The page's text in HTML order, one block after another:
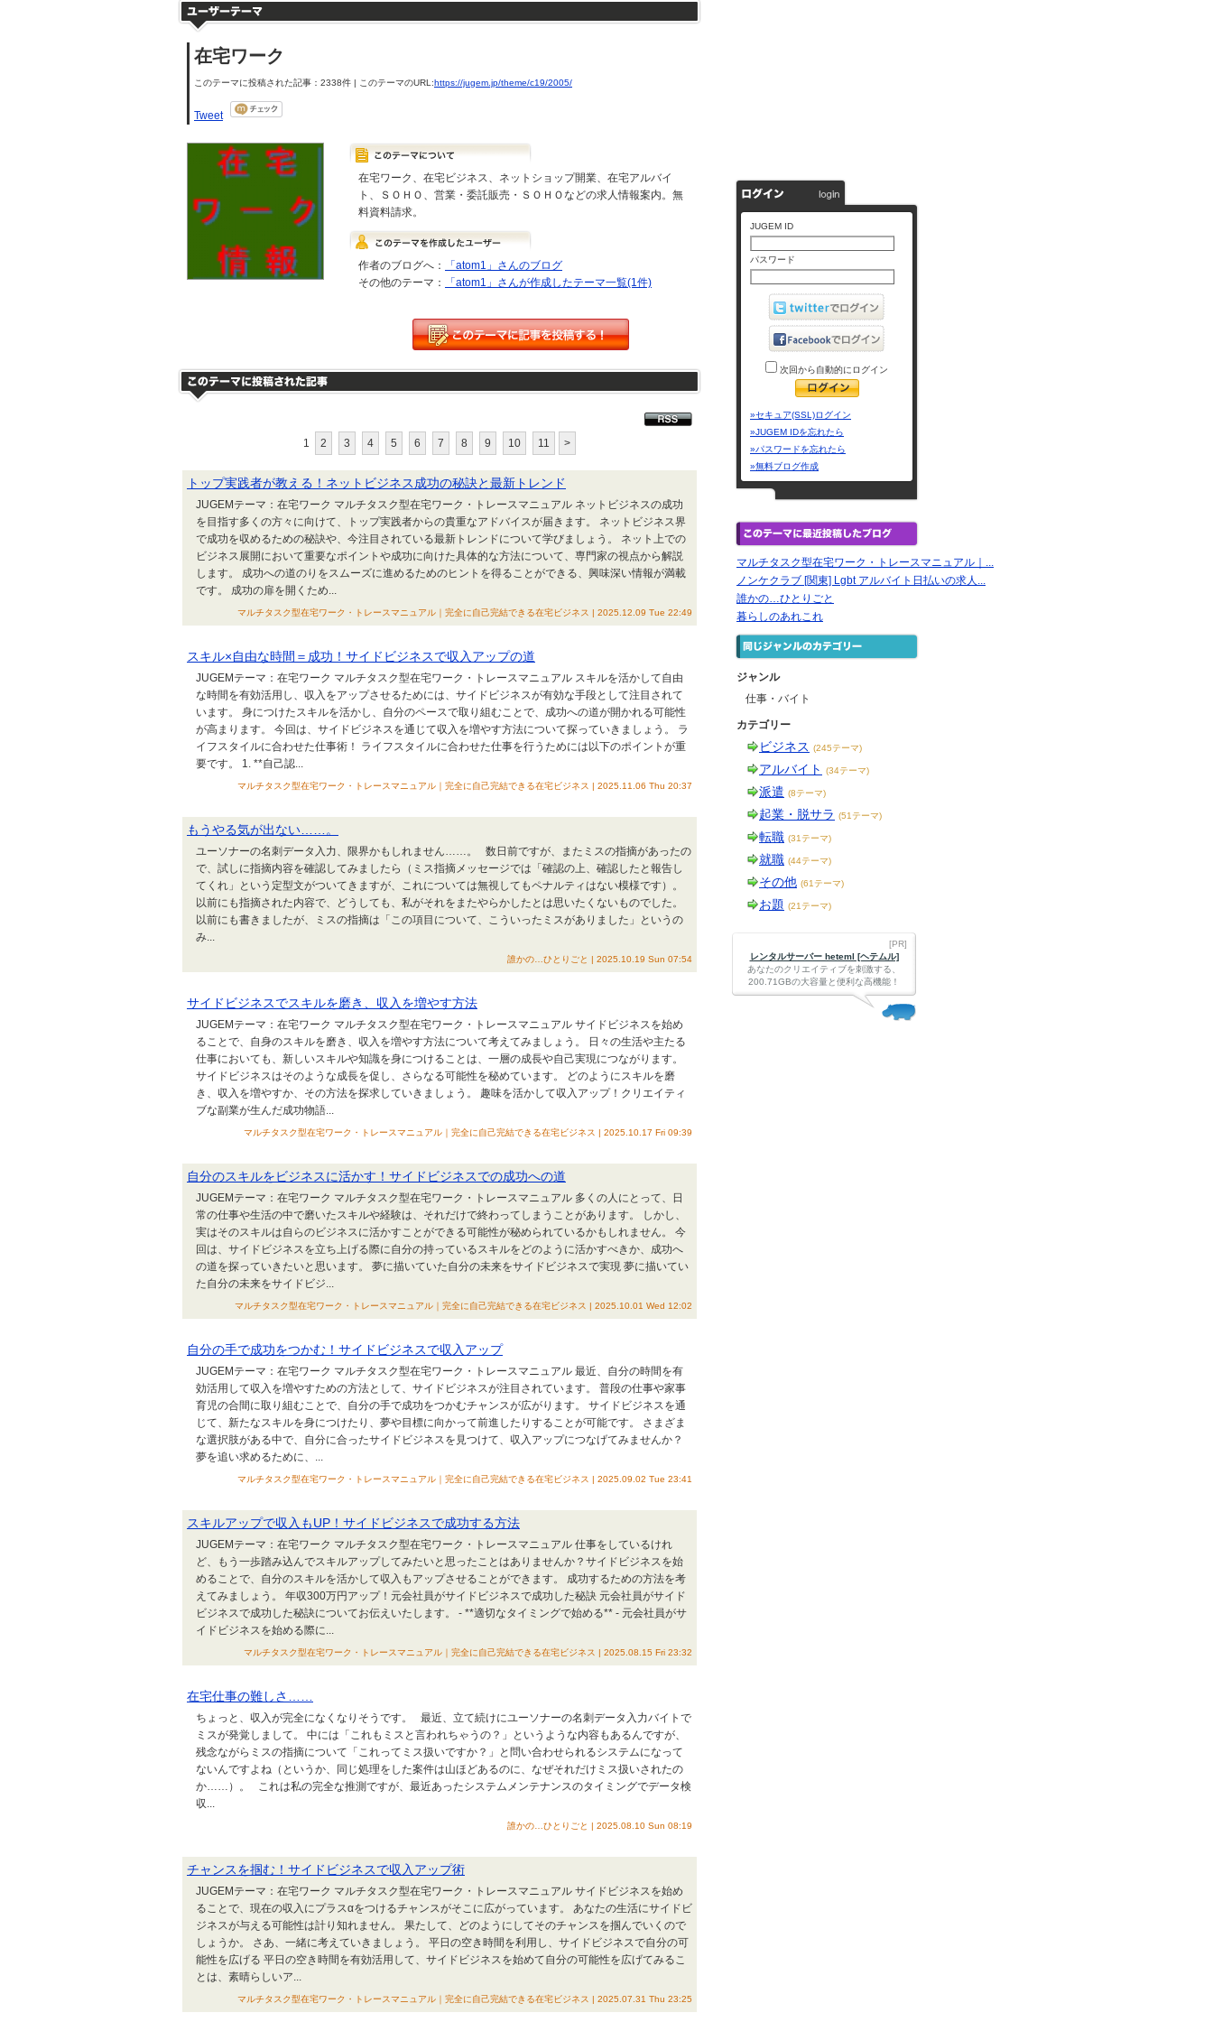
在宅ワーク
このテーマに投稿された記事：2338件 | このテーマのURL:https://jugem.jp/theme/c19/2005/
Tweet
在宅ワーク、在宅ビジネス、ネットショップ開業、在宅アルバイ
ト、ＳＯＨＯ、営業・委託販売・ＳＯＨＯなどの求人情報案内。無
料資料請求。
作者のブログへ：
「atom1」さんのブログ
その他のテーマ：
「atom1」さんが作成したテーマ一覧(1件)
1 2 3 4 5 6 7 8 9 10 11 >
トップ実践者が教える！ネットビジネス成功の秘訣と最新トレンド
JUGEMテーマ：在宅ワーク マルチタスク型在宅ワーク・トレースマニュアル ネットビジネスの成功
を目指す多くの方々に向けて、トップ実践者からの貴重なアドバイスが届きます。 ネットビジネス界
で成功を収めるための秘訣や、今注目されている最新トレンドについて学びましょう。 ネット上での
ビジネス展開において重要なポイントや成功に向けた具体的な方法について、専門家の視点から解説
します。 成功への道のりをスムーズに進めるためのヒントを得ることができる、興味深い情報が満載
です。 成功の扉を開くため...
マルチタスク型在宅ワーク・トレースマニュアル｜完全に自己完結できる在宅ビジネス | 2025.12.09 Tue 22:49
スキル×自由な時間＝成功！サイドビジネスで収入アップの道
JUGEMテーマ：在宅ワーク マルチタスク型在宅ワーク・トレースマニュアル スキルを活かして自由
な時間を有効活用し、収入をアップさせるためには、サイドビジネスが有効な手段として注目されて
います。 身につけたスキルを活かし、自分のペースで取り組むことで、成功への道が開かれる可能性
が高まります。 今回は、サイドビジネスを通じて収入を増やす方法について探っていきましょう。 ラ
イフスタイルに合わせた仕事術！ ライフスタイルに合わせた仕事を行うためには以下のポイントが重
要です。 1. **自己認...
マルチタスク型在宅ワーク・トレースマニュアル｜完全に自己完結できる在宅ビジネス | 2025.11.06 Thu 20:37
もうやる気が出ない……。
ユーソナーの名刺データ入力、限界かもしれません……。 数日前ですが、またミスの指摘があったの
で、試しに指摘内容を確認してみましたら（ミス指摘メッセージでは「確認の上、確認したと報告し
てくれ」という定型文がついてきますが、これについては無視してもペナルティはない模様です）。
以前にも指摘された内容で、どうしても、私がそれをまたやらかしたとは思いたくないものでした。
以前にも書きましたが、ミスの指摘は「この項目について、こういったミスがありました」というの
み...
誰かの…ひとりごと | 2025.10.19 Sun 07:54
サイドビジネスでスキルを磨き、収入を増やす方法
JUGEMテーマ：在宅ワーク マルチタスク型在宅ワーク・トレースマニュアル サイドビジネスを始め
ることで、自身のスキルを磨き、収入を増やす方法について考えてみましょう。 日々の生活や主たる
仕事においても、新しいスキルや知識を身につけることは、一層の成長や自己実現につながります。
サイドビジネスはそのような成長を促し、さらなる可能性を秘めています。 どのようにスキルを磨
き、収入を増やすか、その方法を探求していきましょう。 趣味を活かして収入アップ！クリエイティ
ブな副業が生んだ成功物語...
マルチタスク型在宅ワーク・トレースマニュアル｜完全に自己完結できる在宅ビジネス | 2025.10.17 Fri 09:39
自分のスキルをビジネスに活かす！サイドビジネスでの成功への道
JUGEMテーマ：在宅ワーク マルチタスク型在宅ワーク・トレースマニュアル 多くの人にとって、日
常の仕事や生活の中で磨いたスキルや経験は、それだけで終わってしまうことがあります。 しかし、
実はそのスキルは自らのビジネスに活かすことができる可能性が秘められているかもしれません。 今
回は、サイドビジネスを立ち上げる際に自分の持っているスキルをどのように活かすべきか、成功へ
の道を探っていきたいと思います。 夢に描いていた自分の未来をサイドビジネスで実現 夢に描いてい
た自分の未来をサイドビジ...
マルチタスク型在宅ワーク・トレースマニュアル｜完全に自己完結できる在宅ビジネス | 2025.10.01 Wed 12:02
自分の手で成功をつかむ！サイドビジネスで収入アップ
JUGEMテーマ：在宅ワーク マルチタスク型在宅ワーク・トレースマニュアル 最近、自分の時間を有
効活用して収入を増やすための方法として、サイドビジネスが注目されています。 普段の仕事や家事
育児の合間に取り組むことで、自分の手で成功をつかむチャンスが広がります。 サイドビジネスを通
じて、新たなスキルを身につけたり、夢や目標に向かって前進したりすることが可能です。 さまざま
な選択肢がある中で、自分に合ったサイドビジネスを見つけて、収入アップにつなげてみませんか？
夢を追い求めるために、...
マルチタスク型在宅ワーク・トレースマニュアル｜完全に自己完結できる在宅ビジネス | 2025.09.02 Tue 23:41
スキルアップで収入もUP！サイドビジネスで成功する方法
JUGEMテーマ：在宅ワーク マルチタスク型在宅ワーク・トレースマニュアル 仕事をしているけれ
ど、もう一歩踏み込んでスキルアップしてみたいと思ったことはありませんか？サイドビジネスを始
めることで、自分のスキルを活かして収入もアップさせることができます。 成功するための方法を考
えてみましょう。 年収300万円アップ！元会社員がサイドビジネスで成功した秘訣 元会社員がサイド
ビジネスで成功した秘訣についてお伝えいたします。 - **適切なタイミングで始める** - 元会社員がサ
イドビジネスを始める際に...
マルチタスク型在宅ワーク・トレースマニュアル｜完全に自己完結できる在宅ビジネス | 2025.08.15 Fri 23:32
在宅仕事の難しさ……
ちょっと、収入が完全になくなりそうです。 最近、立て続けにユーソナーの名刺データ入力バイトで
ミスが発覚しまして。 中には「これもミスと言われちゃうの？」というような内容もあるんですが、
残念ながらミスの指摘について「これってミス扱いですか？」と問い合わせられるシステムになって
ないんですよね（というか、同じ処理をした案件は山ほどあるのに、なぜそれだけミス扱いされたの
か……）。 これは私の完全な推測ですが、最近あったシステムメンテナンスのタイミングでデータ検
収...
誰かの…ひとりごと | 2025.08.10 Sun 08:19
チャンスを掴む！サイドビジネスで収入アップ術
JUGEMテーマ：在宅ワーク マルチタスク型在宅ワーク・トレースマニュアル サイドビジネスを始め
ることで、現在の収入にプラスαをつけるチャンスがそこに広がっています。 あなたの生活にサイドビ
ジネスが与える可能性は計り知れません。 果たして、どのようにしてそのチャンスを掴んでいくので
しょうか。 さあ、一緒に考えていきましょう。 平日の空き時間を利用し、サイドビジネスで自分の可
能性を広げる 平日の空き時間を有効活用して、サイドビジネスを始めて自分の可能性を広げてみるこ
とは、素晴らしいア...
マルチタスク型在宅ワーク・トレースマニュアル｜完全に自己完結できる在宅ビジネス | 2025.07.31 Thu 23:25
JUGEM ID
パスワード
次回から自動的にログイン
»セキュア(SSL)ログイン
»JUGEM IDを忘れたら
»パスワードを忘れたら
»無料ブログ作成
マルチタスク型在宅ワーク・トレースマニュアル｜...
ノンケクラブ [関東] Lgbt アルバイト日払いの求人...
誰かの…ひとりごと
暮らしのあれこれ
ジャンル
仕事・バイト
カテゴリー
ビジネス (245テーマ)
アルバイト (34テーマ)
派遣 (8テーマ)
起業・脱サラ (51テーマ)
転職 (31テーマ)
就職 (44テーマ)
その他 (61テーマ)
お題 (21テーマ)
[PR]
レンタルサーバー heteml [ヘテムル]
あなたのクリエイティブを刺激する、
200.71GBの大容量と便利な高機能！